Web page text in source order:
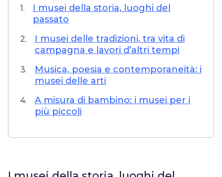
1.
I musei della storia, luoghi del
passato
2.
I musei delle tradizioni, tra vita di
campagna e lavori d’altri tempi
3.
Musica, poesia e contemporaneità: i
musei delle arti
4.
A misura di bambino: i musei per i
più piccoli